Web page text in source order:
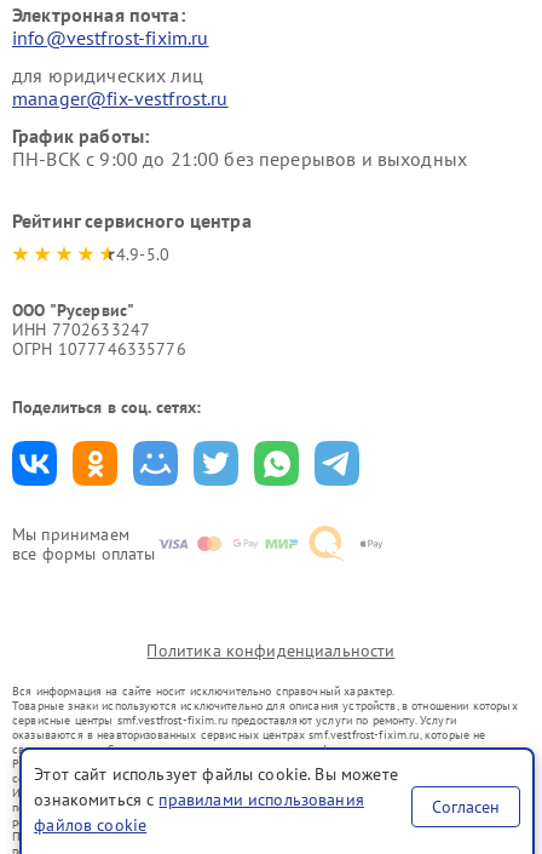
Мы принимаем
все формы оплаты
Электронная почта:
info@vestfrost-fixim.ru
для юридических лиц
manager@fix-vestfrost.ru
График работы:
ПН-ВСК с 9:00 до 21:00 без перерывов и выходных
Рейтинг сервисного центра
4.9-5.0
ООО "Русервис"
ИНН 7702633247
ОГРН 1077746335776
Поделиться в соц. сетях:
Политика конфиденциальности
Вся информация на сайте носит исключительно справочный характер.
Товарные знаки используются исключительно для описания устройств, в отношении которых
сервисные центры smf.vestfrost-fixim.ru предоставляют услуги по ремонту. Услуги
оказываются в неавторизованных сервисных центрах smf.vestfrost-fixim.ru, которые не
связаны с правообладателями товарных знаков или их официальными представителями.
Ремонт осуществляется для устройств, уже введенных в гражданский оборот в соответствии
со статьей 1487 ГК РФ.
Использование товарных знаков не преследует цели индивидуализации услуг или введения
потребителей в заблуждение, а служит для информирования о предоставляемых услугах по
ремонту техники указанных брендов.
Представленная на сайте информация не является публичной офертой, определяемой
положениями Статьи 437(2) Гражданского кодекса РФ
Этот сайт использует файлы cookie. Вы можете
ознакомиться с правилами использования
файлов cookie
Согласен